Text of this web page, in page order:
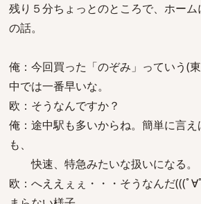
残り５分ちょっとのところで、ホー
の話。
俺：今回買った「のぞみ」っていう(
中では一番早いな。
欧：そうなんですか？
俺：途中駅も多いからね。簡単に言
も、
快速、特急みたいな扱いになる。
欧：へええぇぇ・・・そうなんだ(((ﾟ